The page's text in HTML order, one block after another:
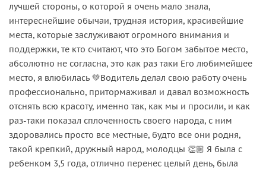
лучшей стороны, о которой я очень мало знала,
интереснейшие обычаи, трудная история, красивейшие
места, которые заслуживают огромного внимания и
поддержки, те кто считают, что это Богом забытое место,
абсолютно не согласна, это как раз таки Его любимейшее
место, я влюбилась 💚Водитель делал свою работу очень
профессионально, притормаживал и давал возможность
отснять всю красоту, именно так, как мы и просили, и как
раз-таки показал сплоченность своего народа, с ним
здоровались просто все местные, будто все они родня,
такой крепкий, дружный народ, молодцы 👏🏼 Я была с
ребенком 3,5 года, отлично перенес целый день, была